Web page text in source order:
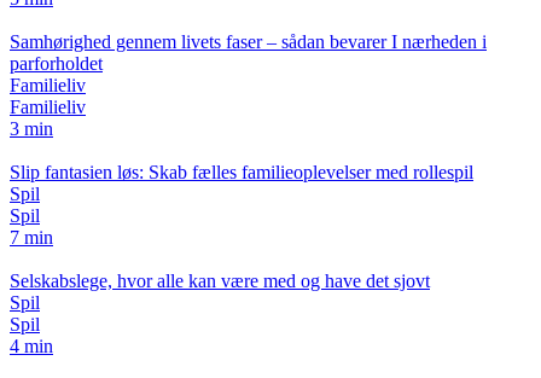
Samhørighed gennem livets faser – sådan bevarer I nærheden i
parforholdet
Familieliv
Familieliv
3 min
Slip fantasien løs: Skab fælles familieoplevelser med rollespil
Spil
Spil
7 min
Selskabslege, hvor alle kan være med og have det sjovt
Spil
Spil
4 min